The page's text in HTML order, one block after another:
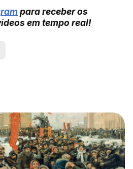
para receber os
em tempo real!